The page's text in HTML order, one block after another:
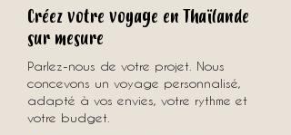
Créez votre voyage en Thaïlande
sur mesure
Parlez-nous de votre projet. Nous
concevons un voyage personnalisé,
adapté à vos envies, votre rythme et
votre budget.